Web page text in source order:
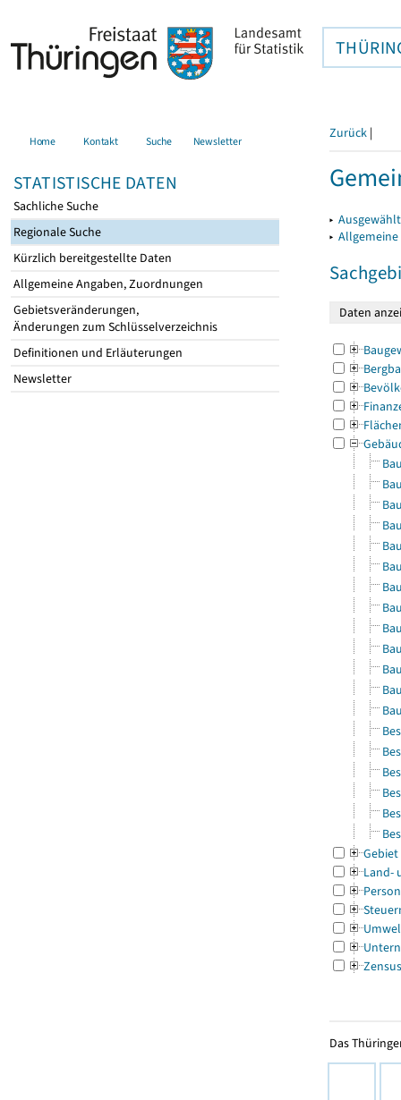
Home Kontakt Suche Newsletter
STATISTISCHE DATEN
Sachliche Suche
Regionale Suche
Kürzlich bereitgestellte Daten
Allgemeine Angaben, Zuordnungen
Gebietsveränderungen,
Änderungen zum Schlüsselverzeichnis
Definitionen und Erläuterungen
Newsletter
Zurück |
▸
▸
Gebiet
Land-
Zensus
Das